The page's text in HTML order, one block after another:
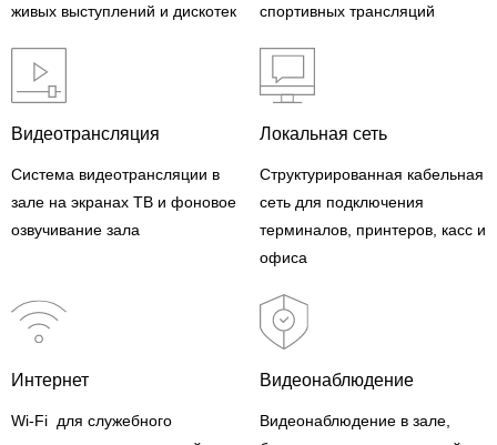
живых выступлений и дискотек
спортивных трансляций
Видеотрансляция
Система видеотрансляции в
зале на экранах ТВ и фоновое
озвучивание зала
Локальная сеть
Структурированная кабельная
сеть для подключения
терминалов, принтеров, касс и
офиса
Интернет
Wi-Fi для служебного
Видеонаблюдение
Видеонаблюдение в зале,